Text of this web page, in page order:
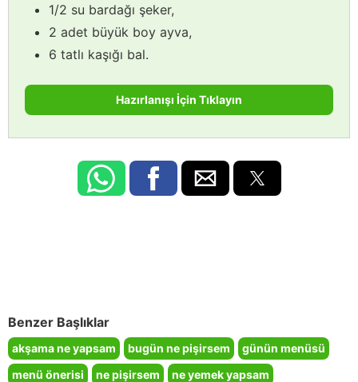
1/2 su bardağı şeker,
2 adet büyük boy ayva,
6 tatlı kaşığı bal.
Hazırlanışı İçin Tıklayın
Benzer Başlıklar
akşama ne yapsam bugün ne pişirsem
günün menüsü
menü önerisi
ne pişirsem
ne yemek yapsam